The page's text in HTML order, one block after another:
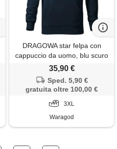
DRAGOWA star felpa con
cappuccio da uomo, blu scuro
320g/m2,
35,90 €
Sped. 5,90 €
gratuita oltre 100,00 €
3XL
Waragod